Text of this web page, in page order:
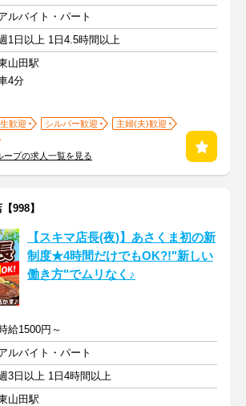
ルバイト・パート
1日以上 1日4.5時間以上
山田駅
4分
歓迎 シルバー歓迎
主婦(夫)歓迎
ープの求人一覧を見る
998】
【スキマ店長(夜)】あさくま初の新
制度★4時間だけでもOK?!"新しい
働き方"でムリなく♪
給1500円～
ルバイト・パート
3日以上 1日4時間以上
山田駅